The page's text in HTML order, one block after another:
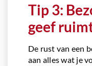
Tip 3:
geef
De rust van een
aan alles wat je